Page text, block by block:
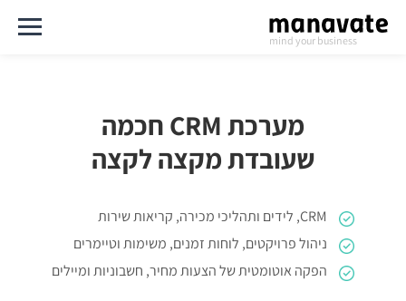
mind your business
שעובדת מקצה לקצה
CRM, לידים ותהליכי מכירה, קריאות שירות
ניהול פרויקטים, לוחות זמנים, משימות וטיימרים
הפקה אוטומטית של הצעות מחיר, חשבוניות ומיילים